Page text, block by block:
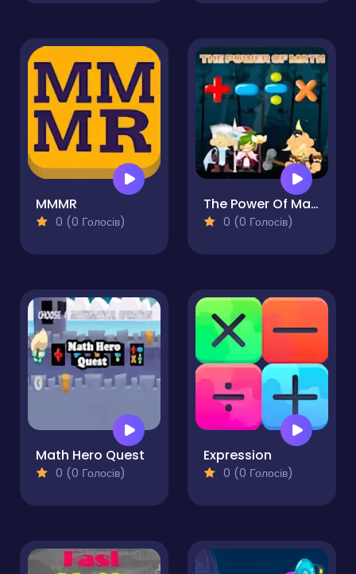
MMMR
0 (0 Голосів)
The Power Of Math
0 (0 Голосів)
Math Hero Quest
0 (0 Голосів)
Expression
0 (0 Голосів)